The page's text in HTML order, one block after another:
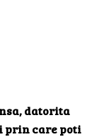
datorita
prin care poti